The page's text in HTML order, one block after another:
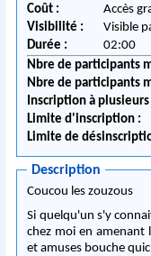
Coût :
Accès
Visibilité :
Visible
Durée :
02:00
Nbre de participants
Nbre de participants
Inscription à
Limite d'inscription :
Limite de
Description
Coucou les zouzous
Si quelqu'un s'y
chez moi en amenant
et amuses bouche